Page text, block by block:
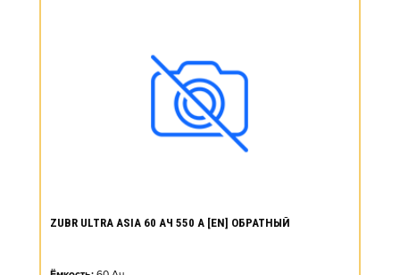
ZUBR ULTRA ASIA 60 АЧ 550 А [EN] ОБРАТНЫЙ